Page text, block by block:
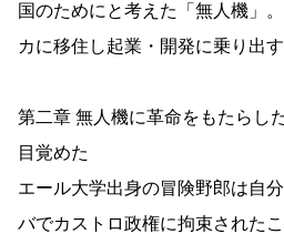
国のためにと考えた「無人機」
カに移住し起業・開発に乗り出す
第二章 無人機に革命をもたらし
目覚めた
エール大学出身の冒険野郎は自
バでカストロ政権に拘束された